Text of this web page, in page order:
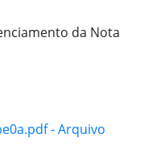
da Nota
- Arquivo